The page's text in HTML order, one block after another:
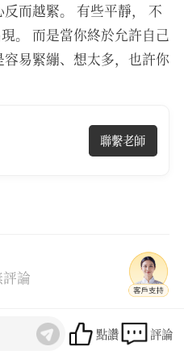
而越緊。 有些平靜， 不
。 而是當你終於允許自己
易緊繃、想太多，也許你
聯繫老師
論
點讚 評論